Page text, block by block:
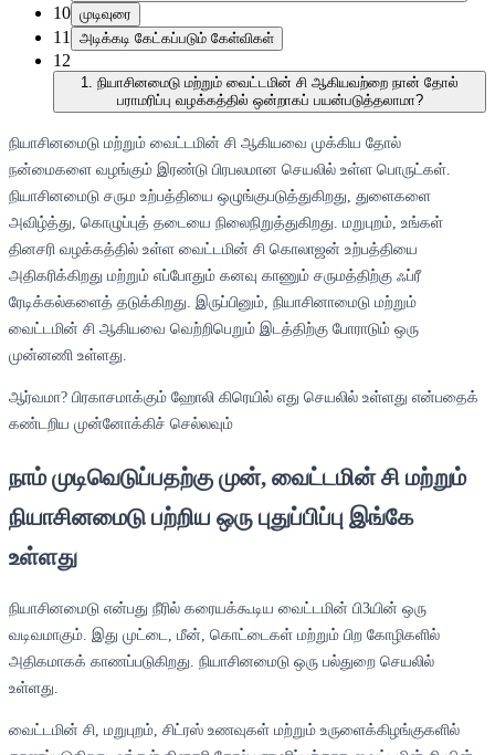
10 முடிவுரை
11 அடிக்கடி கேட்கப்படும் கேள்விகள்
12
1. நியாசினமைடு மற்றும் வைட்டமின் சி ஆகியவற்றை நான் தோல்
பராமரிப்பு வழக்கத்தில் ஒன்றாகப் பயன்படுத்தலாமா?
நியாசினமைடு மற்றும் வைட்டமின் சி ஆகியவை முக்கிய தோல்
நன்மைகளை வழங்கும் இரண்டு பிரபலமான செயலில் உள்ள பொருட்கள்.
நியாசினமைடு சரும உற்பத்தியை ஒழுங்குபடுத்துகிறது, துளைகளை
அவிழ்த்து, கொழுப்புத் தடையை நிலைநிறுத்துகிறது. மறுபுறம், உங்கள்
தினசரி வழக்கத்தில் உள்ள வைட்டமின் சி கொலாஜன் உற்பத்தியை
அதிகரிக்கிறது மற்றும் எப்போதும் கனவு காணும் சருமத்திற்கு ஃப்ரீ
ரேடிக்கல்களைத் தடுக்கிறது. இருப்பினும், நியாசினாமைடு மற்றும்
வைட்டமின் சி ஆகியவை வெற்றிபெறும் இடத்திற்கு போராடும் ஒரு
முன்னணி உள்ளது.
ஆர்வமா? பிரகாசமாக்கும் ஹோலி கிரெயில் எது செயலில் உள்ளது என்பதைக்
கண்டறிய முன்னோக்கிச் செல்லவும்
நாம் முடிவெடுப்பதற்கு முன், வைட்டமின் சி மற்றும்
நியாசினமைடு பற்றிய ஒரு புதுப்பிப்பு இங்கே
உள்ளது
நியாசினமைடு என்பது நீரில் கரையக்கூடிய வைட்டமின் பி3யின் ஒரு
வடிவமாகும். இது முட்டை, மீன், கொட்டைகள் மற்றும் பிற கோழிகளில்
அதிகமாகக் காணப்படுகிறது. நியாசினமைடு ஒரு பல்துறை செயலில்
உள்ளது.
வைட்டமின் சி, மறுபுறம், சிட்ரஸ் உணவுகள் மற்றும் உருளைக்கிழங்குகளில்